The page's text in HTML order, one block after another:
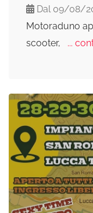
Dal 09/08/
Motoraduno
scooter,
...